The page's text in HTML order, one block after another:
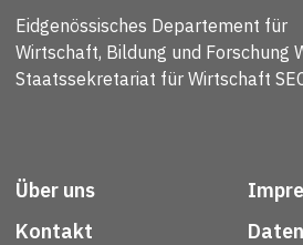
Eidgenössisches Departement für
Wirtschaft, Bildung und Forschung
Staatssekretariat für Wirtschaft
Über uns
Kontakt